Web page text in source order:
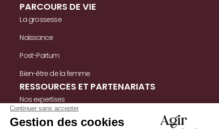
PARCOURS DE VIE
La grossesse
Naissance
Post-Partum
Bien-être de la femme
RESSOURCES ET PARTENARIATS
Nos expertises
Nos ressources